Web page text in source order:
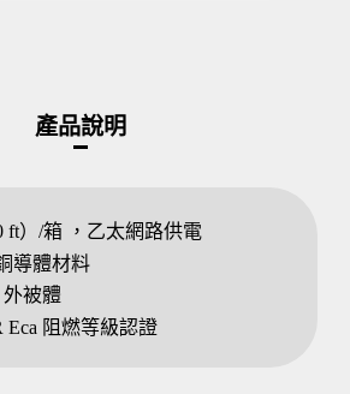
產品說明
ft）/箱 ，乙太網路供電
導體材料
被體
Eca 阻燃等級認證